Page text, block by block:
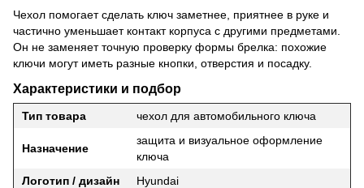
Чехол помогает сделать ключ заметнее, приятнее в руке и
частично уменьшает контакт корпуса с другими предметами.
Он не заменяет точную проверку формы брелка: похожие
ключи могут иметь разные кнопки, отверстия и посадку.
Характеристики и подбор
Тип товара чехол для автомобильного ключа
Назначение
защита и визуальное оформление
ключа
Логотип / дизайн
Hyundai